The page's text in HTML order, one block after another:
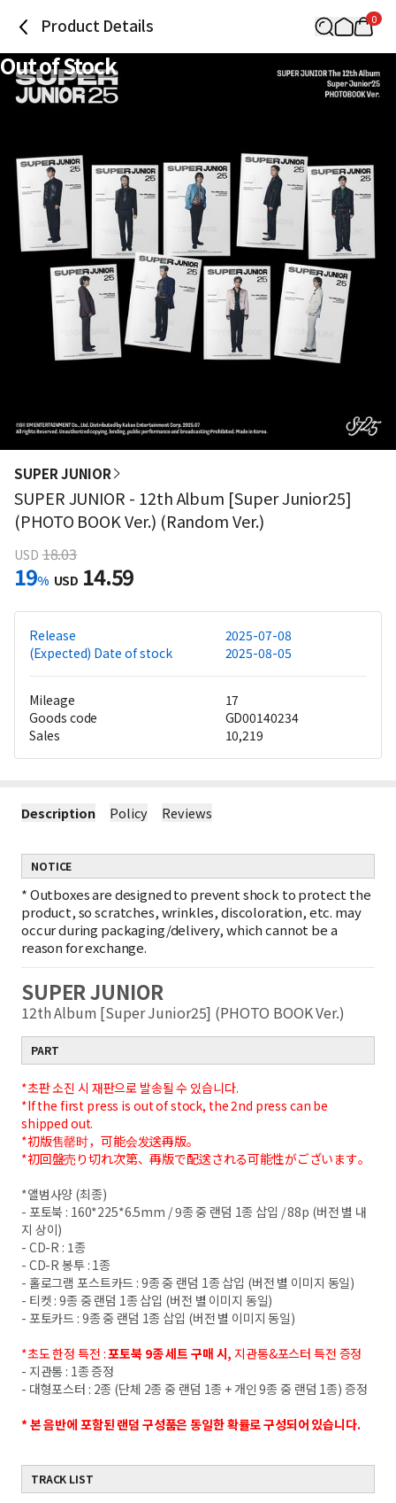
Product Details 0
Out of Stock
SUPER JUNIOR
SUPER JUNIOR - 12th Album [Super Junior25]
(PHOTO BOOK Ver.) (Random Ver.)
USD 18.03
19% USD 14.59
Release
2025-07-08
(Expected) Date of stock
2025-08-05
Mileage
17
Goods code
GD00140234
Sales
10,219
Description Policy Reviews
NOTICE
*Outboxes are designed to prevent shock to protect the
product, so scratches, wrinkles, discoloration, etc. may
occur during packaging/delivery, which cannot be a
reason for exchange.
SUPER JUNIOR
12th Album [Super Junior25] (PHOTO BOOK Ver.)
PART
*초판 소진 시 재판으로 발송될 수 있습니다.
*If the first press is out of stock, the 2nd press can be
shipped out.
*初版售罄时，可能会发送再版。
*初回盤売り切れ次第、再版で配送される可能性がございます。
*앨범사양 (최종)
- 포토북 : 160*225*6.5mm / 9종 중 랜덤 1종 삽입 / 88p (버전 별 내
지 상이)
- CD-R : 1종
- CD-R 봉투 : 1종
- 홀로그램 포스트카드 : 9종 중 랜덤 1종 삽입 (버전 별 이미지 동일)
- 티켓 : 9종 중 랜덤 1종 삽입 (버전 별 이미지 동일)
- 포토카드 : 9종 중 랜덤 1종 삽입 (버전 별 이미지 동일)
*초도 한정 특전 :포토북 9종 세트 구매 시, 지관통&포스터 특전 증정
- 지관통 : 1종 증정
- 대형포스터 : 2종 (단체 2종 중 랜덤 1종 + 개인 9종 중 랜덤 1종) 증정
* 본 음반에 포함된 랜덤 구성품은 동일한 확률로 구성되어 있습니다.
TRACK LIST